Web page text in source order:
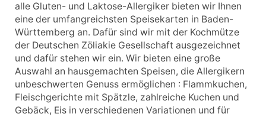
alle Gluten- und Laktose-Allergiker bieten wir Ihnen
eine der umfangreichsten Speisekarten in Baden-
Württemberg an. Dafür sind wir mit der Kochmütze
der Deutschen Zöliakie Gesellschaft ausgezeichnet
und dafür stehen wir ein. Wir bieten eine große
Auswahl an hausgemachten Speisen, die Allergikern
unbeschwerten Genuss ermöglichen : Flammkuchen,
Fleischgerichte mit Spätzle, zahlreiche Kuchen und
Gebäck, Eis in verschiedenen Variationen und für